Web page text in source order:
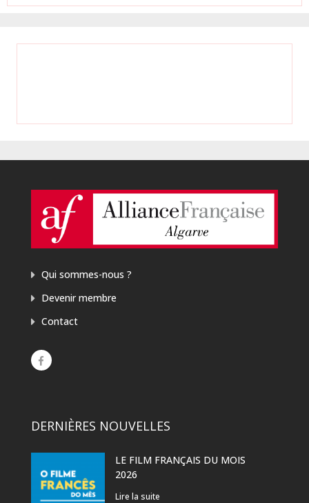
Qui sommes-nous ?
Devenir membre
Contact
DERNIÈRES NOUVELLES
LE FILM FRANÇAIS DU MOIS
2026
Lire la suite